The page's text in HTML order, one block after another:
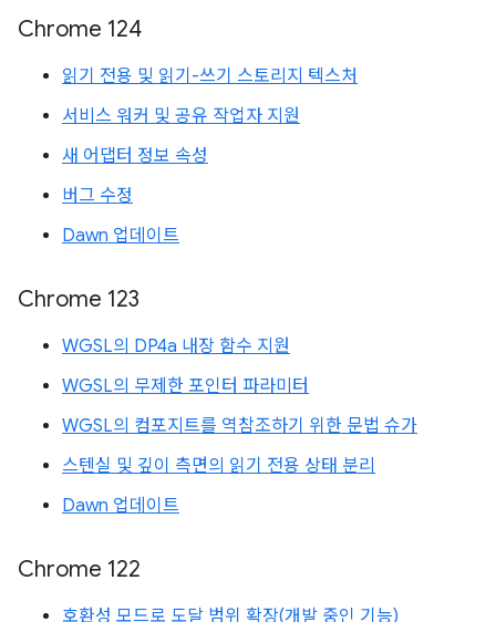
Chrome 124
읽기 전용 및 읽기-쓰기 스토리지 텍스처
서비스 워커 및 공유 작업자 지원
새 어댑터 정보 속성
버그 수정
Dawn 업데이트
Chrome 123
WGSL의 DP4a 내장 함수 지원
WGSL의 무제한 포인터 파라미터
WGSL의 컴포지트를 역참조하기 위한 문법 슈가
스텐실 및 깊이 측면의 읽기 전용 상태 분리
Dawn 업데이트
Chrome 122
호환성 모드로 도달 범위 확장(개발 중인 기능)